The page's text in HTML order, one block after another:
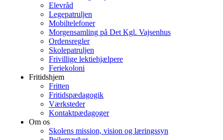
Elevråd
Legepatruljen
Mobiltelefoner
Morgensamling på Det Kgl. Vajsenhus
Ordensregler
Skolepatruljen
Frivillige lektiehjælpere
Feriekoloni
Fritidshjem
Fritten
Fritidspædagogik
Værksteder
Kontaktpædagoger
Om os
Skolens mission, vision og læringssyn